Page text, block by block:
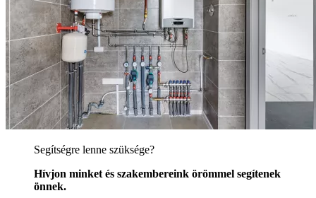
Segítségre lenne szüksége?
Hívjon minket és szakembereink örömmel segítenek
önnek.